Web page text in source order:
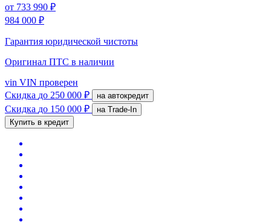
от 733 990 ₽
984 000 ₽
Гарантия юридической чистоты
Оригинал ПТС в наличии
vin VIN проверен
Скидка до 250 000 ₽ на автокредит
Скидка до 150 000 ₽
на Trade-In
Купить в кредит